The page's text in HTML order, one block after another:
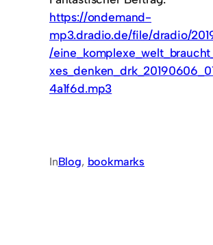
https://ondemand-
mp3.dradio.de/file/dradio/
/
4a1f6d.mp3
InBlog, bookmarks